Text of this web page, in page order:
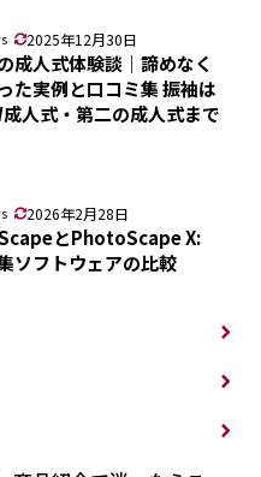
2025年12月30日
成人式体験談｜諦めなく
た実例と口コミ集 振袖は
人式・第二の成人式まで
2026年2月28日
とPhotoScape X:
ソフトウェアの比較